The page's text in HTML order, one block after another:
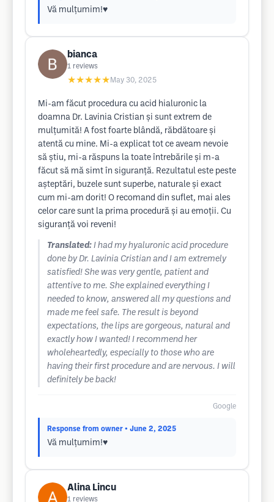
Vă mulțumim!♥️
bianca
1 reviews
★★★★★ May 30, 2025
Mi-am făcut procedura cu acid hialuronic la
doamna Dr. Lavinia Cristian și sunt extrem de
mulțumită! A fost foarte blândă, răbdătoare și
atentă cu mine. Mi-a explicat tot ce aveam nevoie
să știu, mi-a răspuns la toate întrebările și m-a
făcut să mă simt în siguranță. Rezultatul este peste
așteptări, buzele sunt superbe, naturale și exact
cum mi-am dorit! O recomand din suflet, mai ales
celor care sunt la prima procedură și au emoții. Cu
siguranță voi reveni!
Translated: I had my hyaluronic acid procedure
done by Dr. Lavinia Cristian and I am extremely
satisfied! She was very gentle, patient and
attentive to me. She explained everything I
needed to know, answered all my questions and
made me feel safe. The result is beyond
expectations, the lips are gorgeous, natural and
exactly how I wanted! I recommend her
wholeheartedly, especially to those who are
having their first procedure and are nervous. I will
definitely be back!
Google
Response from owner • June 2, 2025
Vă mulțumim!♥️
Alina Lincu
1 reviews